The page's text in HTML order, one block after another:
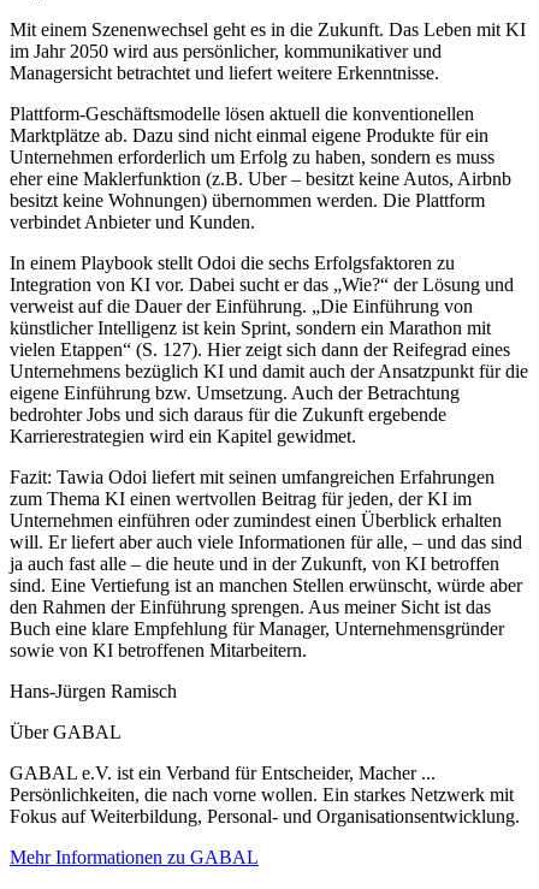
Mit einem Szenenwechsel geht es in die Zukunft. Das Leben mit KI
im Jahr 2050 wird aus persönlicher, kommunikativer und
Managersicht betrachtet und liefert weitere Erkenntnisse.
Plattform-Geschäftsmodelle lösen aktuell die konventionellen
Marktplätze ab. Dazu sind nicht einmal eigene Produkte für ein
Unternehmen erforderlich um Erfolg zu haben, sondern es muss
eher eine Maklerfunktion (z.B. Uber – besitzt keine Autos, Airbnb
besitzt keine Wohnungen) übernommen werden. Die Plattform
verbindet Anbieter und Kunden.
In einem Playbook stellt Odoi die sechs Erfolgsfaktoren zu
Integration von KI vor. Dabei sucht er das „Wie?“ der Lösung und
verweist auf die Dauer der Einführung. „Die Einführung von
künstlicher Intelligenz ist kein Sprint, sondern ein Marathon mit
vielen Etappen“ (S. 127). Hier zeigt sich dann der Reifegrad eines
Unternehmens bezüglich KI und damit auch der Ansatzpunkt für die
eigene Einführung bzw. Umsetzung. Auch der Betrachtung
bedrohter Jobs und sich daraus für die Zukunft ergebende
Karrierestrategien wird ein Kapitel gewidmet.
Fazit: Tawia Odoi liefert mit seinen umfangreichen Erfahrungen
zum Thema KI einen wertvollen Beitrag für jeden, der KI im
Unternehmen einführen oder zumindest einen Überblick erhalten
will. Er liefert aber auch viele Informationen für alle, – und das sind
ja auch fast alle – die heute und in der Zukunft, von KI betroffen
sind. Eine Vertiefung ist an manchen Stellen erwünscht, würde aber
den Rahmen der Einführung sprengen. Aus meiner Sicht ist das
Buch eine klare Empfehlung für Manager, Unternehmensgründer
sowie von KI betroffenen Mitarbeitern.
Hans-Jürgen Ramisch
Über GABAL
GABAL e.V. ist ein Verband für Entscheider, Macher ...
Persönlichkeiten, die nach vorne wollen. Ein starkes Netzwerk mit
Fokus auf Weiterbildung, Personal- und Organisationsentwicklung.
Mehr Informationen zu GABAL